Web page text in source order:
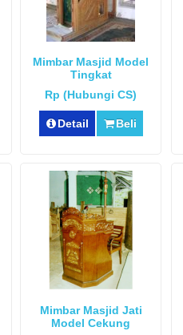
Mimbar Masjid Model
Tingkat
Rp (Hubungi CS)
Detail Beli
Mimbar Masjid Jati
Model Cekung